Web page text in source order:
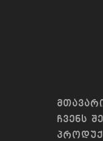
ᲩᲕᲔᲜᲡ